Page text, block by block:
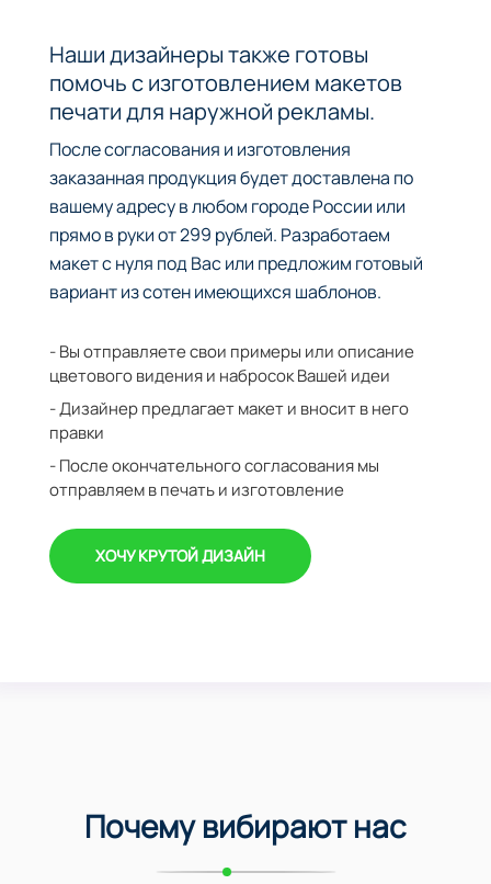
Наши дизайнеры также готовы
помочь с изготовлением макетов
печати для наружной рекламы.
После согласования и изготовления
заказанная продукция будет доставлена по
вашему адресу в любом городе России или
прямо в руки от 299 рублей. Разработаем
макет с нуля под Вас или предложим готовый
вариант из сотен имеющихся шаблонов.
- Вы отправляете свои примеры или описание
цветового видения и набросок Вашей идеи
- Дизайнер предлагает макет и вносит в него
правки
- После окончательного согласования мы
отправляем в печать и изготовление
ХОЧУ КРУТОЙ ДИЗАЙН
Почему вибирают нас